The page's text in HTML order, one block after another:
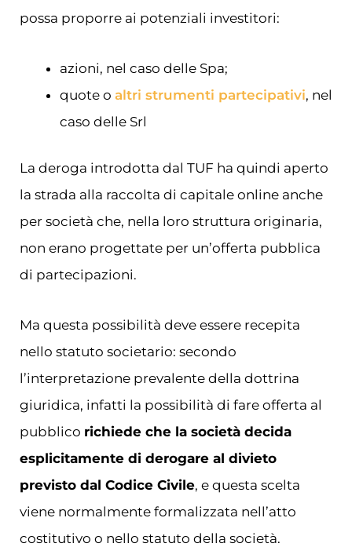
possa proporre ai potenziali investitori:
azioni, nel caso delle Spa;
quote o altri strumenti partecipativi, nel
caso delle Srl
La deroga introdotta dal TUF ha quindi aperto
la strada alla raccolta di capitale online anche
per società che, nella loro struttura originaria,
non erano progettate per un’offerta pubblica
di partecipazioni.
Ma questa possibilità deve essere recepita
nello statuto societario: secondo
l’interpretazione prevalente della dottrina
giuridica, infatti la possibilità di fare offerta al
pubblico richiede che la società decida
esplicitamente di derogare al divieto
previsto dal Codice Civile, e questa scelta
viene normalmente formalizzata nell’atto
costitutivo o nello statuto della società.